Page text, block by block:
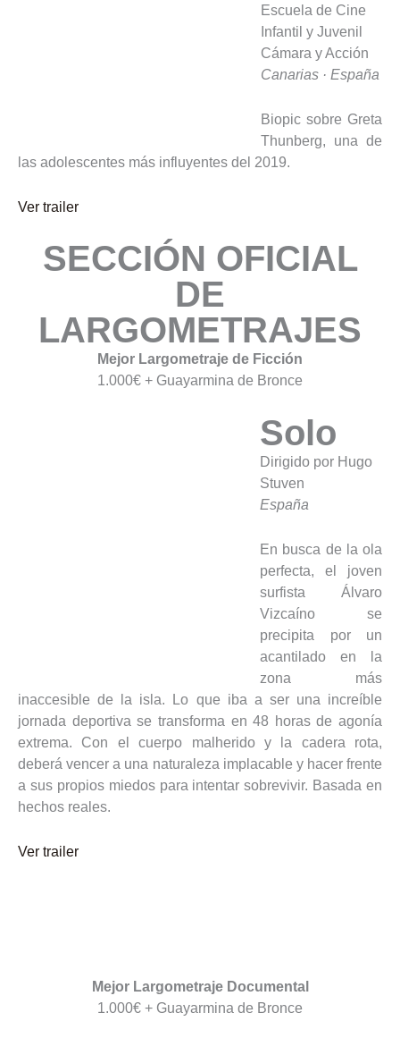
Escuela de Cine
Infantil y Juvenil
Cámara y Acción
Canarias · España
Biopic sobre Greta
Thunberg, una de
las adolescentes más influyentes del 2019.
Ver trailer
SECCIÓN OFICIAL
DE
LARGOMETRAJES
Mejor Largometraje de Ficción
1.000€ + Guayarmina de Bronce
Solo
Dirigido por Hugo
Stuven
España
En busca de la ola
perfecta, el joven
surfista Álvaro
Vizcaíno se
precipita por un
acantilado en la
zona más
inaccesible de la isla. Lo que iba a ser una increíble
jornada deportiva se transforma en 48 horas de agonía
extrema. Con el cuerpo malherido y la cadera rota,
deberá vencer a una naturaleza implacable y hacer frente
a sus propios miedos para intentar sobrevivir. Basada en
hechos reales.
Ver trailer
Mejor Largometraje Documental
1.000€ + Guayarmina de Bronce